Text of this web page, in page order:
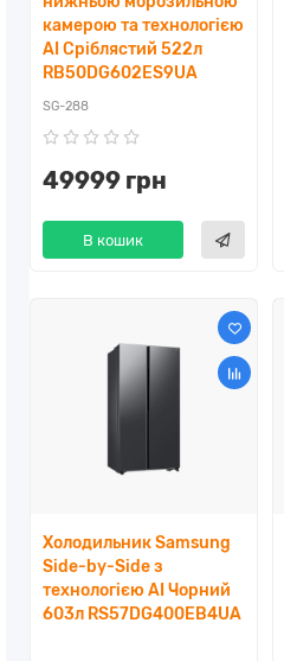
камерою та технологією
AI Сріблястий 522л
RB50DG602ES9UA
SG-288
49999 грн
В кошик
Холодильник Samsung
Side-by-Side з
технологією AI Чорний
603л RS57DG400EB4UA